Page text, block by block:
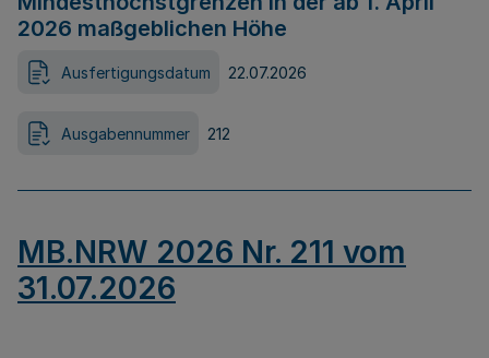
2026 maßgeblichen Höhe
Ausfertigungsdatum 22.07.2026
Ausgabennummer 212
MB.NRW 2026 Nr. 211 vom
31.07.2026